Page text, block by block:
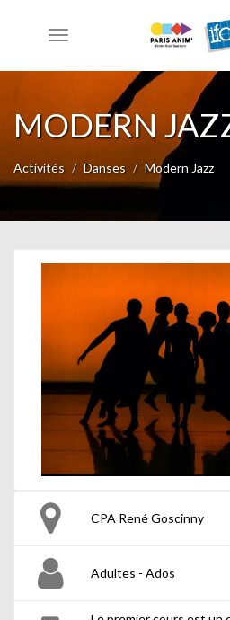
Toggle
MODERN
Activités Danses Modern Jazz
CPA René Goscinny
Adultes - Ados